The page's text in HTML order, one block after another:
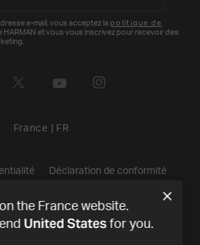
e-mail, vous acceptez la politique de
HARMAN et vous vous inscrivez pour recevoir des
France FR
Déclaration de conformité
©2026 Harman International Industries,
All rights reserved.
the France website.
United Statesfor you.